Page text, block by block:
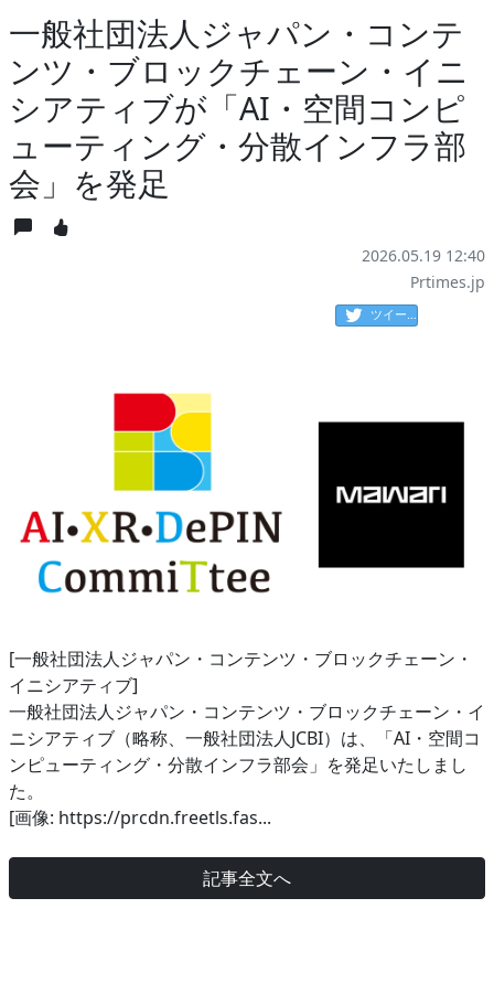
一般社団法人ジャパン・コンテ
ンツ・ブロックチェーン・イニ
シアティブが「AI・空間コンピ
ューティング・分散インフラ部
会」を発足
2026.05.19 12:40
Prtimes.jp
ツイート
[一般社団法人ジャパン・コンテンツ・ブロックチェーン・
イニシアティブ]
一般社団法人ジャパン・コンテンツ・ブロックチェーン・イ
ニシアティブ（略称、一般社団法人JCBI）は、「AI・空間コ
ンピューティング・分散インフラ部会」を発足いたしまし
た。
[画像: https://prcdn.freetls.fas...
記事全文へ